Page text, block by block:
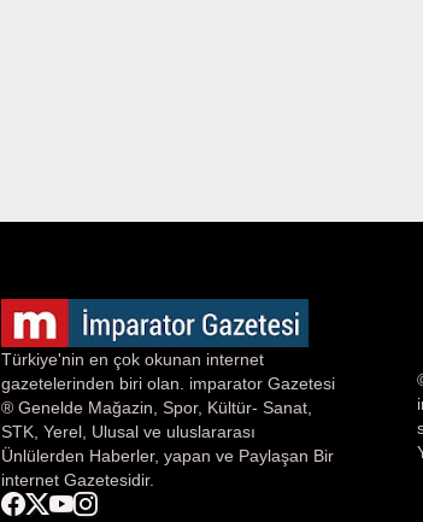
Türkiye'nin en çok okunan internet
gazetelerinden biri olan. imparator Gazetesi
® Genelde Mağazin, Spor, Kültür- Sanat,
STK, Yerel, Ulusal ve uluslararası
Ünlülerden Haberler, yapan ve Paylaşan Bir
internet Gazetesidir.